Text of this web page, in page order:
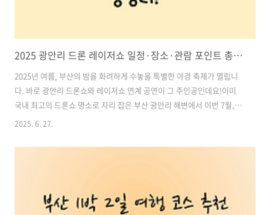
2025 광안리 드론 레이저쇼 일정·장소·관람 포인트 총정리! (부산 여름 야경 명소 추천)
2025년 여름, 부산의 밤을 화려하게 수놓을 특별한 야경 축제가 열립니
다. 바로 광안리 드론쇼와 레이저쇼 연계 공연이 그 주인공인데요!이미
국내 최고의 드론쇼 명소로 자리 잡은 부산 광안리 해변에서 이번 7월, 더
욱 화려해진 드론+레이저 연계 퍼포먼스가 펼쳐집니다. 이번 행사는 단
을 찾는 관람객들에게 잊지 못할 여름 밤의 감동을 선사할 예정입니다.본
사 개요: 드론쇼+레이저쇼 연계 공연, 부산에서만 즐긴다! 2. 관람 포인
트 ① 드론쇼 3. 관람 포인트 ② 레이저쇼 4. 교통 및 접근 ..
2025. 6. 27.